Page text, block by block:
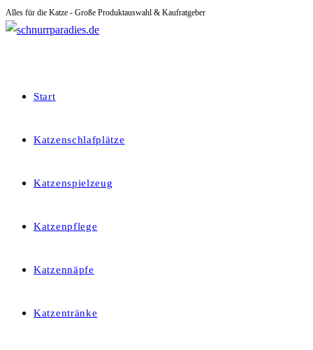
Zum
Inhalt
Alles für die Katze - Große Produktauswahl & Kaufratgeber
Start
Katzenschlafplätze
Katzenspielzeug
Katzenpflege
Katzennäpfe
Katzentränke